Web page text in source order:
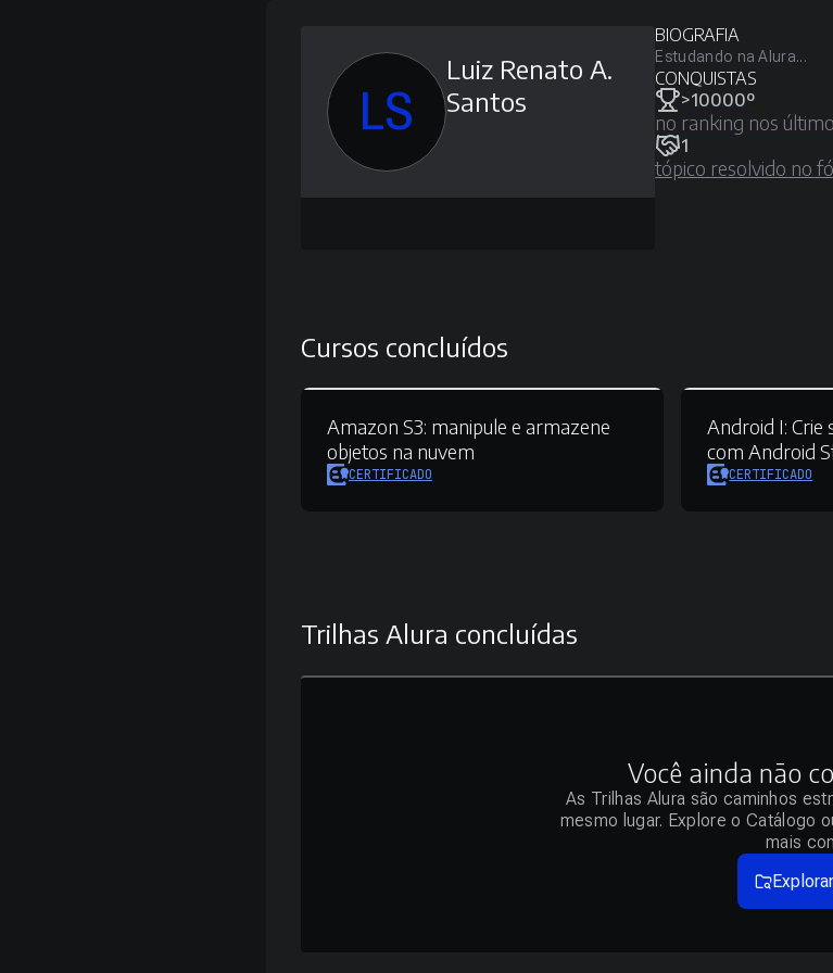
LS
Luiz Renato A.
Santos
BIOGRAFIA
Estudando na Alura...
CONQUISTAS
>10000º
no ranking nos
1
tópico resolvido no
Cursos concluídos
Amazon S3: manipule e armazene
objetos na nuvem
CERTIFICADO
Android I: Crie
com Android
CERTIFICADO
Trilhas Alura concluídas
Você ainda não
As Trilhas Alura são caminhos
mesmo lugar. Explore o Catálogo
mais